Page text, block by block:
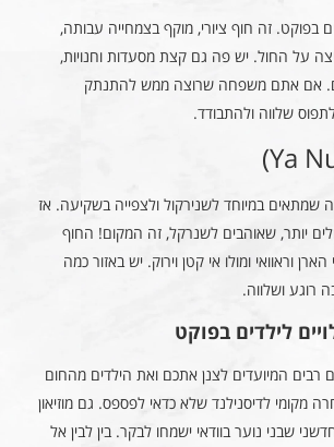
בפוקט. זה חוף ציורי, מוקף בצמחייה עבותה,
על החול. יש פה גם קצת מסעדות וחנויות,
אם אתם משפחה שרוצה ממש להתנתק
שלווה ולהתבודד.
שמתאים במיוחד לשנירקול ולצפייה בשקיעה. אז
יותר, שאוהבים לשנרקל, זה המקום! החוף
וראוואי ומולו אי קטן וירוק. יש באזור כמה
רוגע ושלווה.
לילדים בפוקט
רבים המיועדים לצנן אתכם ואת הילדים מהחום
מקומי לדיסנילנד שלא כדאי לפספס. גם מוזיאון
שבני נוער בוודאי ישמחו לבקר. בין לבין אל